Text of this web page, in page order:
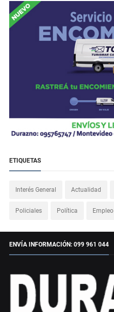
ETIQUETAS
Interés General Actualidad
Policiales Política Empleo
ENVÍA INFORMACIÓN: 099 961 044